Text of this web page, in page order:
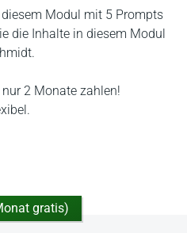
Modul mit 5 Prompts
die Inhalte in diesem Modul
2 Monate zahlen!
gratis)